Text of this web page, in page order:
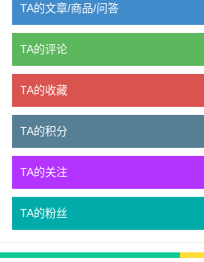
TA的文章/商品/问答
TA的评论
TA的收藏
TA的积分
TA的关注
TA的粉丝